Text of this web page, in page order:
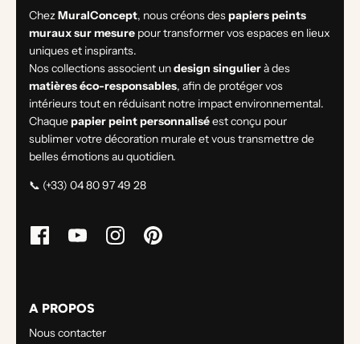
ChezMuralConcept, nous créons despapiers peints
muraux sur mesure pour transformer vos espaces en lieux
uniques et inspirants.
Nos collections associent undesign singulierà des
matières éco-responsables, afin de protéger vos
intérieurs tout en réduisant notre impact environnemental.
Chaquepapier peint personnaliséest conçu pour
sublimer votre décoration murale et vous transmettre de
belles émotions au quotidien.
📞 (+33) 04 80 97 49 28
A PROPOS
Nous contacter